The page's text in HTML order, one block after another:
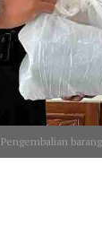
Pengembalian